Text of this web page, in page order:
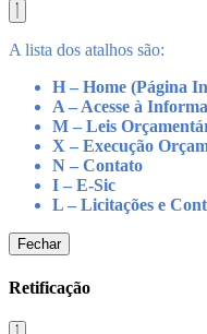
A lista dos atalhos são:
H – Home (Página
A – Acesse à
M – Leis
X – Execução
N – Contato
I – E-Sic
L – Licitações e
Fechar
Retificação